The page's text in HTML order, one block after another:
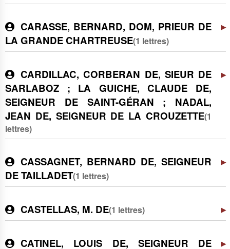
CARASSE, BERNARD, DOM, PRIEUR DE
LA GRANDE CHARTREUSE(1 lettres)
CARDILLAC, CORBERAN DE, SIEUR DE
SARLABOZ ; LA GUICHE, CLAUDE DE,
SEIGNEUR DE SAINT-GÉRAN ; NADAL,
JEAN DE, SEIGNEUR DE LA CROUZETTE(1
lettres)
CASSAGNET, BERNARD DE, SEIGNEUR
DE TAILLADET(1 lettres)
CASTELLAS, M. DE(1 lettres)
CATINEL, LOUIS DE, SEIGNEUR DE